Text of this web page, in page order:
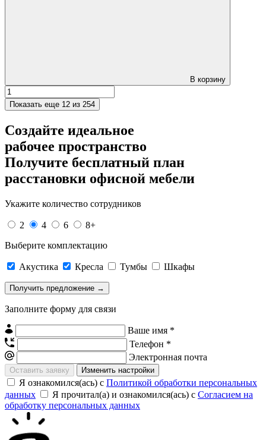
В корзину
Показать еще 12 из 254
Создайте идеальное
рабочее пространство
Получите бесплатный план
расстановки офисной мебели
Укажите количество сотрудников
2 4 6
8+
Выберите комплектацию
Акустика Кресла Тумбы Шкафы
Заполните форму для связи
Ваше имя *
Телефон *
Электронная почта
Изменить настройки
Я ознакомился(ась) с Политикой обработки персональных
данных
Я прочитал(а) и ознакомился(ась) с Согласием на
обработку персональных данных